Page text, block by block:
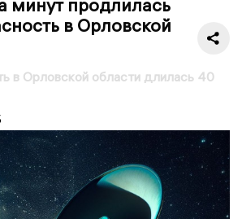
минут продлилась
в Орловской
в Орловской области длилась 40